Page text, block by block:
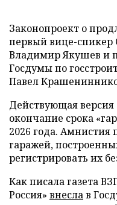
Законопроект о
первый вице-спикер
Владимир Якушев и
Госдумы по
Павел
Действующая версия
окончание срока
2026 года. Амнистия
гаражей,
регистрировать их
Как писала газета
Россия» внеслав